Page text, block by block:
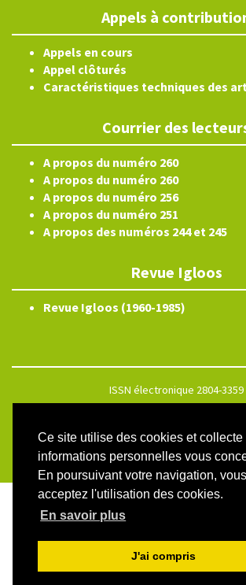
Ce site utilise des cookies et collecte
informations personnelles vous
En poursuivant votre navigation, vous
acceptez l'utilisation des cookies.
En savoir plus
J'ai compris
Appels à
Appels en cours
Appel clôturés
Caractéristiques techniques des
Courrier des
A propos du numéro 260
A propos du numéro 260
A propos du numéro 256
A propos du numéro 251
A propos des numéros 244 et 245
Revue Igloos
Revue Igloos (1960-1985)
ISSN électronique 2804-3359
Créé et hébergé par Chapitre 9 —Édité
réservé